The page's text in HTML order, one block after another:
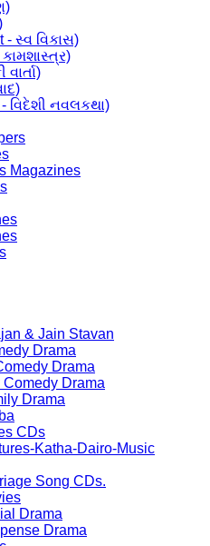
- સ્વ વિકાસ)
વિદેશી નવલકથા)
Magazines
& Jain Stavan
Drama
Drama
Comedy Drama
Drama
CDs
Katha-Dairo-Music
Song CDs.
Drama
Drama